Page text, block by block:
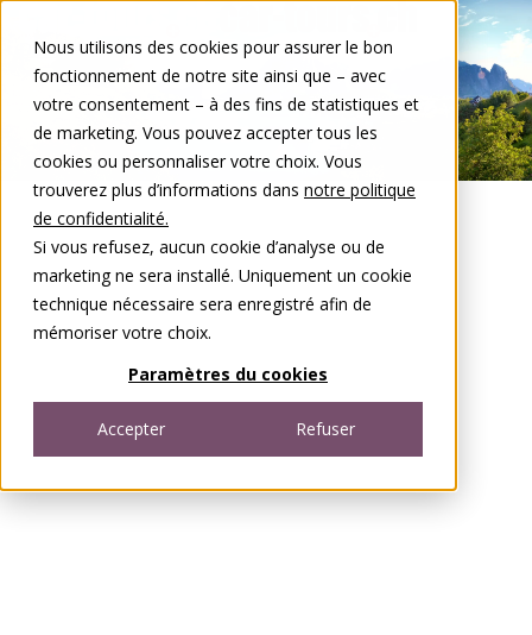
Nous utilisons des cookies pour assurer le bon
fonctionnement de notre site ainsi que – avec
votre consentement – à des fins de statistiques et
de marketing. Vous pouvez accepter tous les
cookies ou personnaliser votre choix. Vous
trouverez plus d’informations dans notre politique
de confidentialité.
Si vous refusez, aucun cookie d’analyse ou de
marketing ne sera installé. Uniquement un cookie
technique nécessaire sera enregistré afin de
mémoriser votre choix.
Paramètres du cookies
Accepter Refuser
DEFR
Open menu